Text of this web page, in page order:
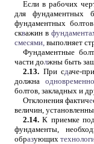
Если в рабочих
для фундаментных
фундаментных
скважин в
смесями, выполняет
Фундаментные
части должны быть
2.13. При сдаче-
должна одновременно
болтов, закладных и
Отклонения фактиче
величин,
2.14. К приемке
фундаменты,
образующих